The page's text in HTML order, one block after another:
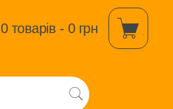
0 товарів - 0 грн